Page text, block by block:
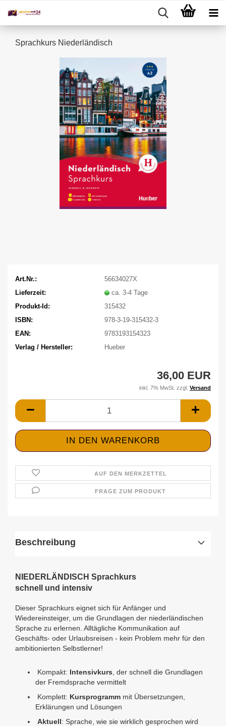
Sprachkurs Niederländisch
Art.Nr.:
56634027X
Lieferzeit:
ca. 3-4 Tage
Produkt-Id:
315432
ISBN:
978-3-19-315432-3
EAN:
9783193154323
Verlag / Hersteller:
Hueber
36,00 EUR
inkl. 7% MwSt. zzgl. Versand
AUF DEN MERKZETTEL
FRAGE ZUM PRODUKT
Beschreibung
NIEDERLÄNDISCH Sprachkurs
schnell und intensiv
Dieser Sprachkurs eignet sich für Anfänger und
Wiedereinsteiger, um die Grundlagen der niederländischen
Sprache zu erlernen. Alltägliche Kommunikation auf
Geschäfts- oder Urlaubsreisen - kein Problem mehr für den
ambitionierten Selbstlerner!
Kompakt: Intensivkurs , der schnell die Grundlagen
der Fremdsprache vermittelt
Komplett: Kursprogramm mit Übersetzungen,
Erklärungen und Lösungen
Aktuell: Sprache, wie sie wirklich gesprochen wird